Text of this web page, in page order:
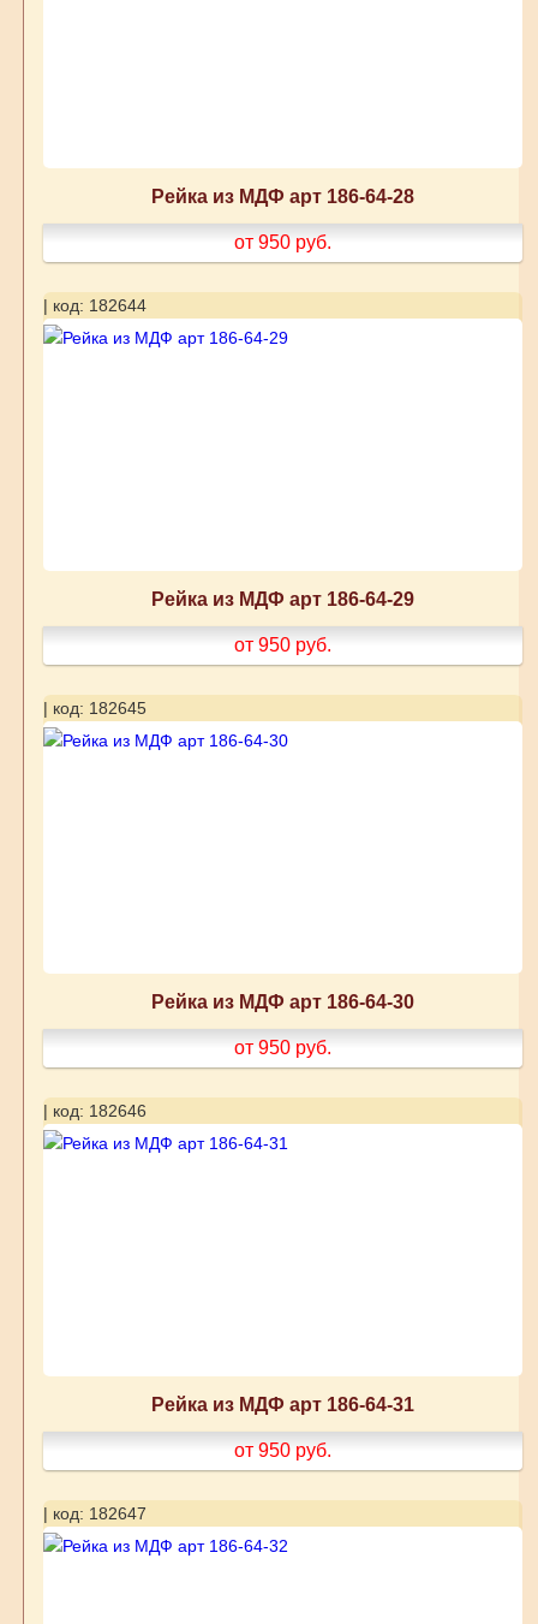
Рейка из МДФ арт 186-64-28
от 950 руб.
| код: 182644
Рейка из МДФ арт 186-64-29
от 950 руб.
| код: 182645
Рейка из МДФ арт 186-64-30
от 950 руб.
| код: 182646
Рейка из МДФ арт 186-64-31
от 950 руб.
| код: 182647